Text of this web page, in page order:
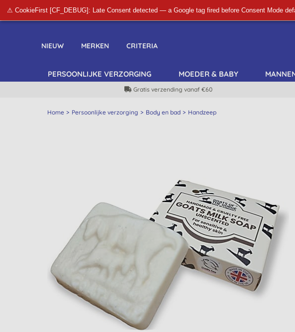
⚠ CookieFirst [CF_DEBUG]: Late Consent detected — a Google tag fired before Consent Mode
SCHRIJF
NIEUW MERKEN CRITERIA
PERSOONLIJKE VERZORGING MOEDER & BABY
Gratis verzending vanaf €60
Home Persoonlijke verzorging Body en bad Handzeep